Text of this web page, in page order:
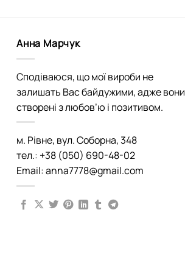
Анна Марчук
Сподіваюся, що мої вироби не
залишать Вас байдужими, адже вони
створені з любов’ю і позитивом.
м. Рівне, вул. Соборна, 348
тел.: +38 (050) 690-48-02
Email: anna7778@gmail.com